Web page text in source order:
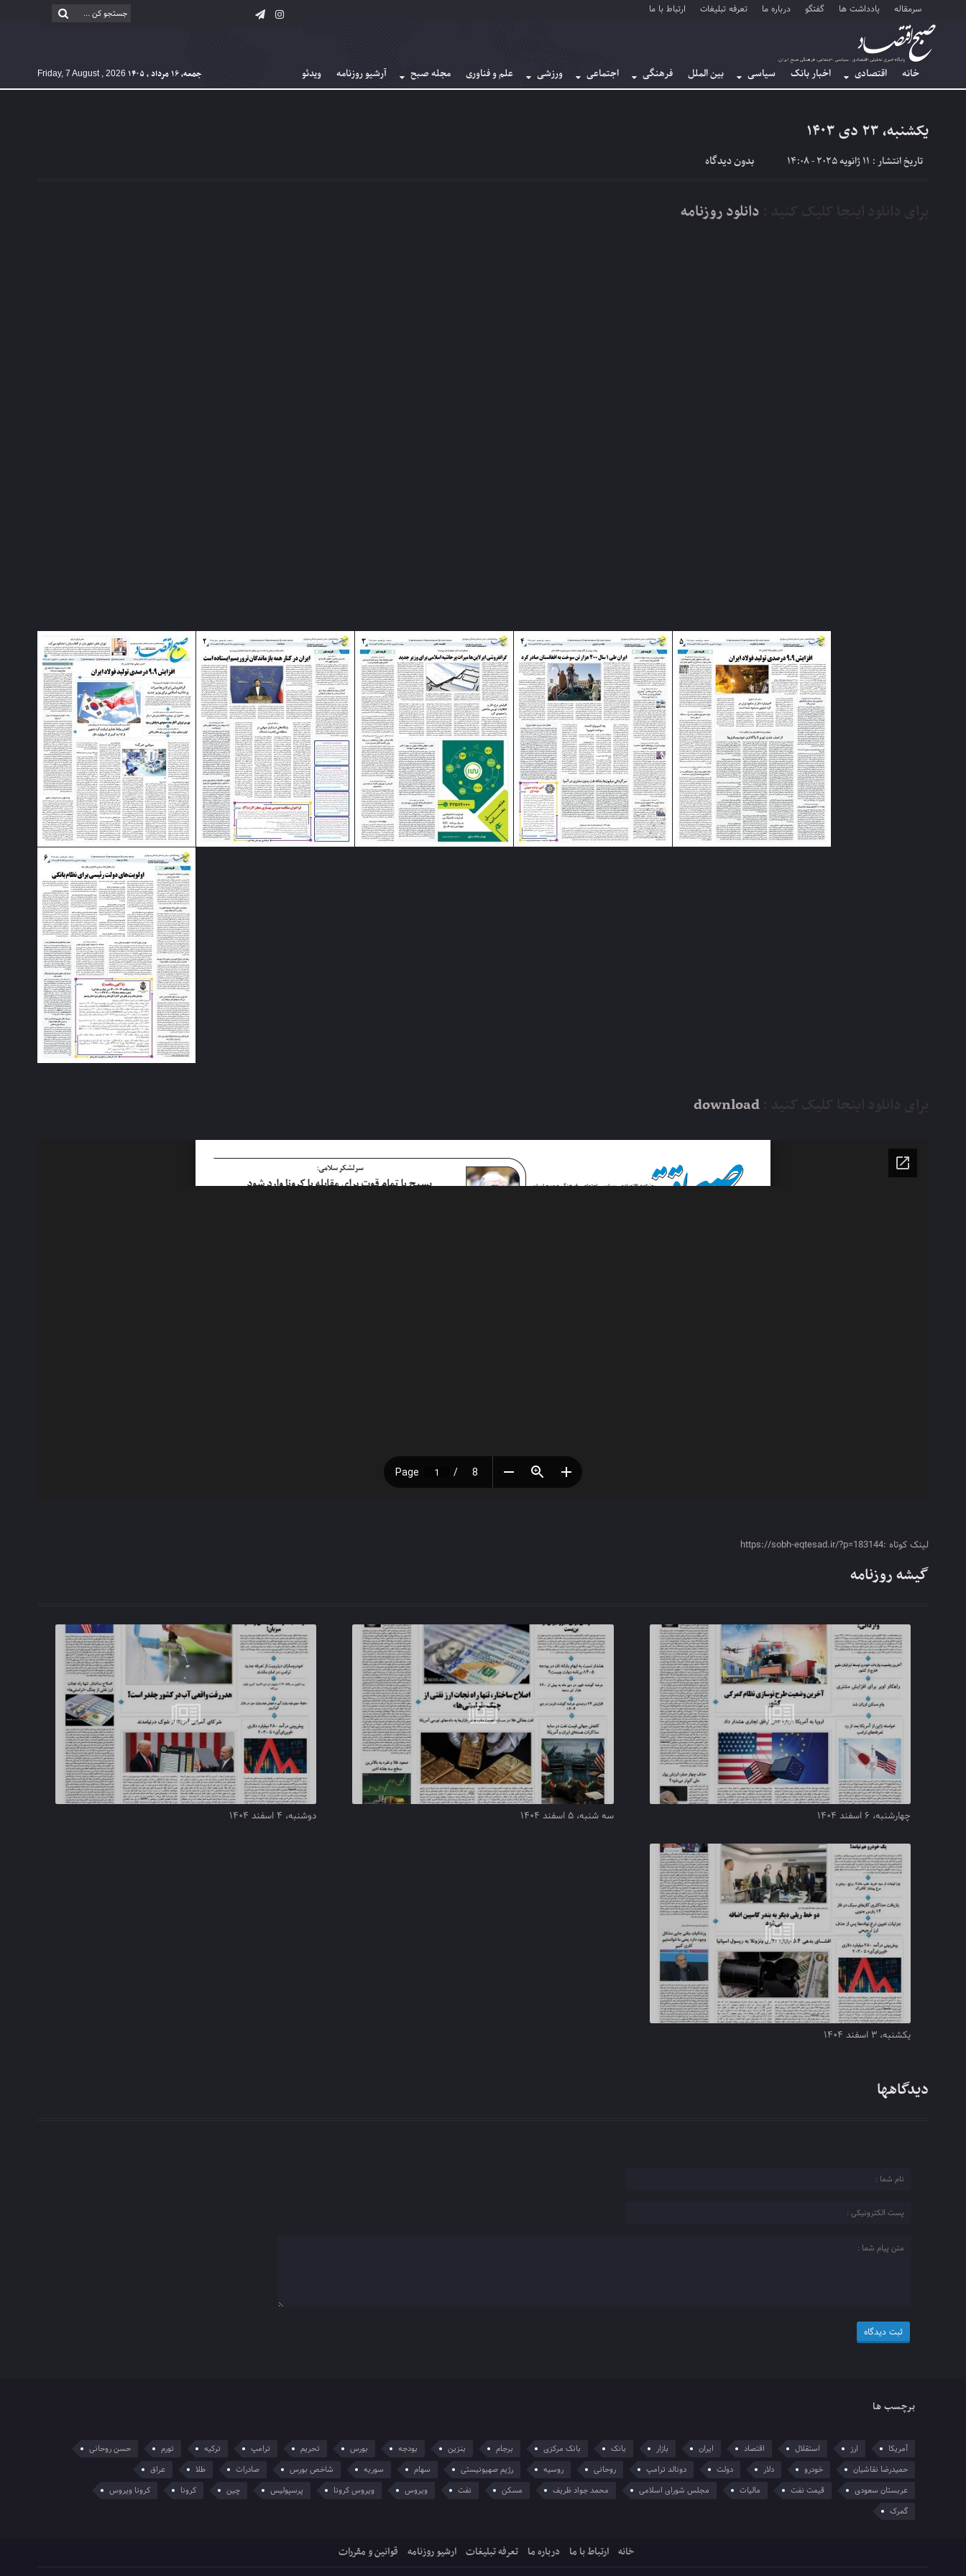
سرمقاله یادداشت ها گفتگو درباره ما تعرفه تبلیغات ارتباط با ما
خانه اقتصادی اخبار بانک سیاسی بین الملل فرهنگی اجتماعی ورزشی علم و فناوری مجله صبح آرشیو روزنامه ویدئو جمعه, ۱۶ مرداد , ۱۴۰۵ Friday, 7 August , 2026
یکشنبه، ۲۳ دی ۱۴۰۳
تاریخ انتشار : 11 ژانویه 2025 - 14:08 بدون دیدگاه
دانلود روزنامه
download
لینک کوتاه :https://sobh-eqtesad.ir/?p=183144
گیشه روزنامه
چهارشنبه، ۶ اسفند ۱۴۰۴ سه شنبه، ۵ اسفند ۱۴۰۴ دوشنبه، ۴ اسفند ۱۴۰۴
یکشنبه، ۳ اسفند ۱۴۰۴
دیدگاهها
برچسب ها
آمریکا ارز استقلال اقتصاد ایران بازار بانک بانک مرکزی برجام بنزین بودجه بورس تحریم ترامپ ترکیه تورم
حسن روحانی
حمیدرضا نقاشیان
خودرو دلار دولت دونالد ترامپ روحانی روسیه رژیم صهیونیستی سهام سوریه شاخص بورس صادرات طلا
عراق
عربستان سعودی
قیمت نفت مالیات مجلس شورای اسلامی محمد جواد ظریف مسکن نفت ویروس ویروس کرونا پرسپولیس چین کرونا
کرونا ویروس
گمرک
خانه ارتباط با ما درباره ما تعرفه تبلیغات ارشیو روزنامه قوانین و مقررات